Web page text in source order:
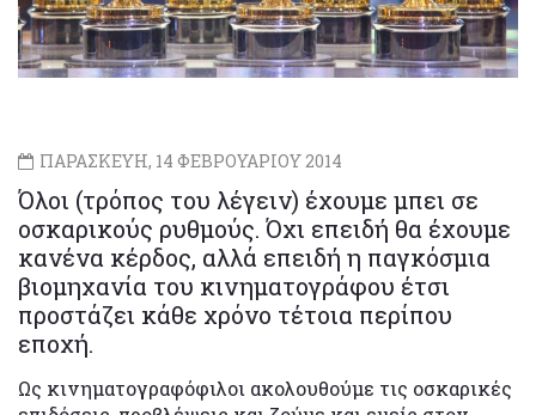
ΠΑΡΑΣΚΕΥΗ, 14 ΦΕΒΡΟΥΑΡΙΟΥ 2014
Όλοι (τρόπος του λέγειν) έχουμε μπει σε
οσκαρικούς ρυθμούς. Όχι επειδή θα έχουμε
κανένα κέρδος, αλλά επειδή η παγκόσμια
βιομηχανία του κινηματογράφου έτσι
προστάζει κάθε χρόνο τέτοια περίπου
εποχή.
Ως κινηματογραφόφιλοι ακολουθούμε τις οσκαρικές